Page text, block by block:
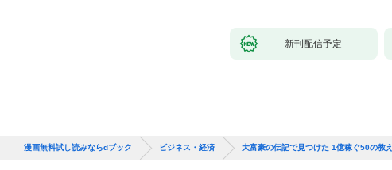
新刊配信予定
漫画無料試し読みならdブック ビジネス・経済 大富豪の伝記で見つけた 1億稼ぐ50の教え